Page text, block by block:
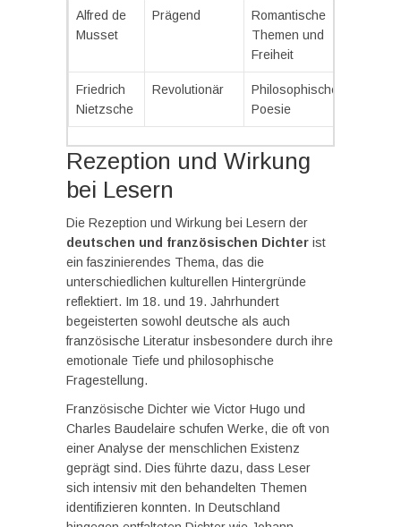
Alfred de
Musset
Prägend
Romantische
Themen und
Freiheit
Friedrich
Nietzsche
Revolutionär
Philosophische
Poesie
Rezeption und Wirkung
bei Lesern
Die Rezeption und Wirkung bei Lesern der
deutschen und französischen Dichter ist
ein faszinierendes Thema, das die
unterschiedlichen kulturellen Hintergründe
reflektiert. Im 18. und 19. Jahrhundert
begeisterten sowohl deutsche als auch
französische Literatur insbesondere durch ihre
emotionale Tiefe und philosophische
Fragestellung.
Französische Dichter wie Victor Hugo und
Charles Baudelaire schufen Werke, die oft von
einer Analyse der menschlichen Existenz
geprägt sind. Dies führte dazu, dass Leser
sich intensiv mit den behandelten Themen
identifizieren konnten. In Deutschland